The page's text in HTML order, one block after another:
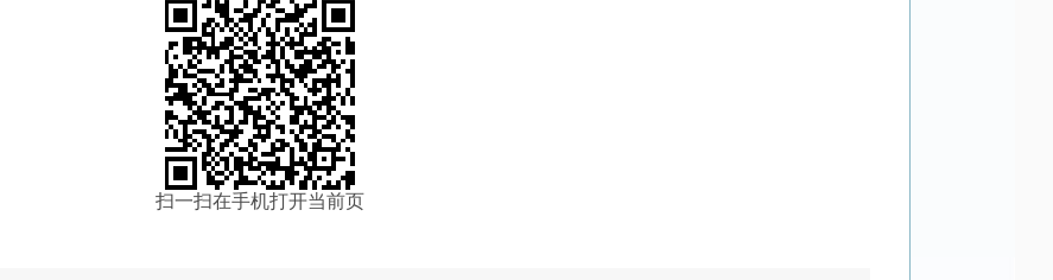
扫一扫在手机打开当前页